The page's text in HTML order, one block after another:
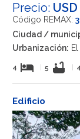
Precio:
Código REMAX:
Ciudad /
Urbanización:
4 hotel 5 bathtub 4
Edificio